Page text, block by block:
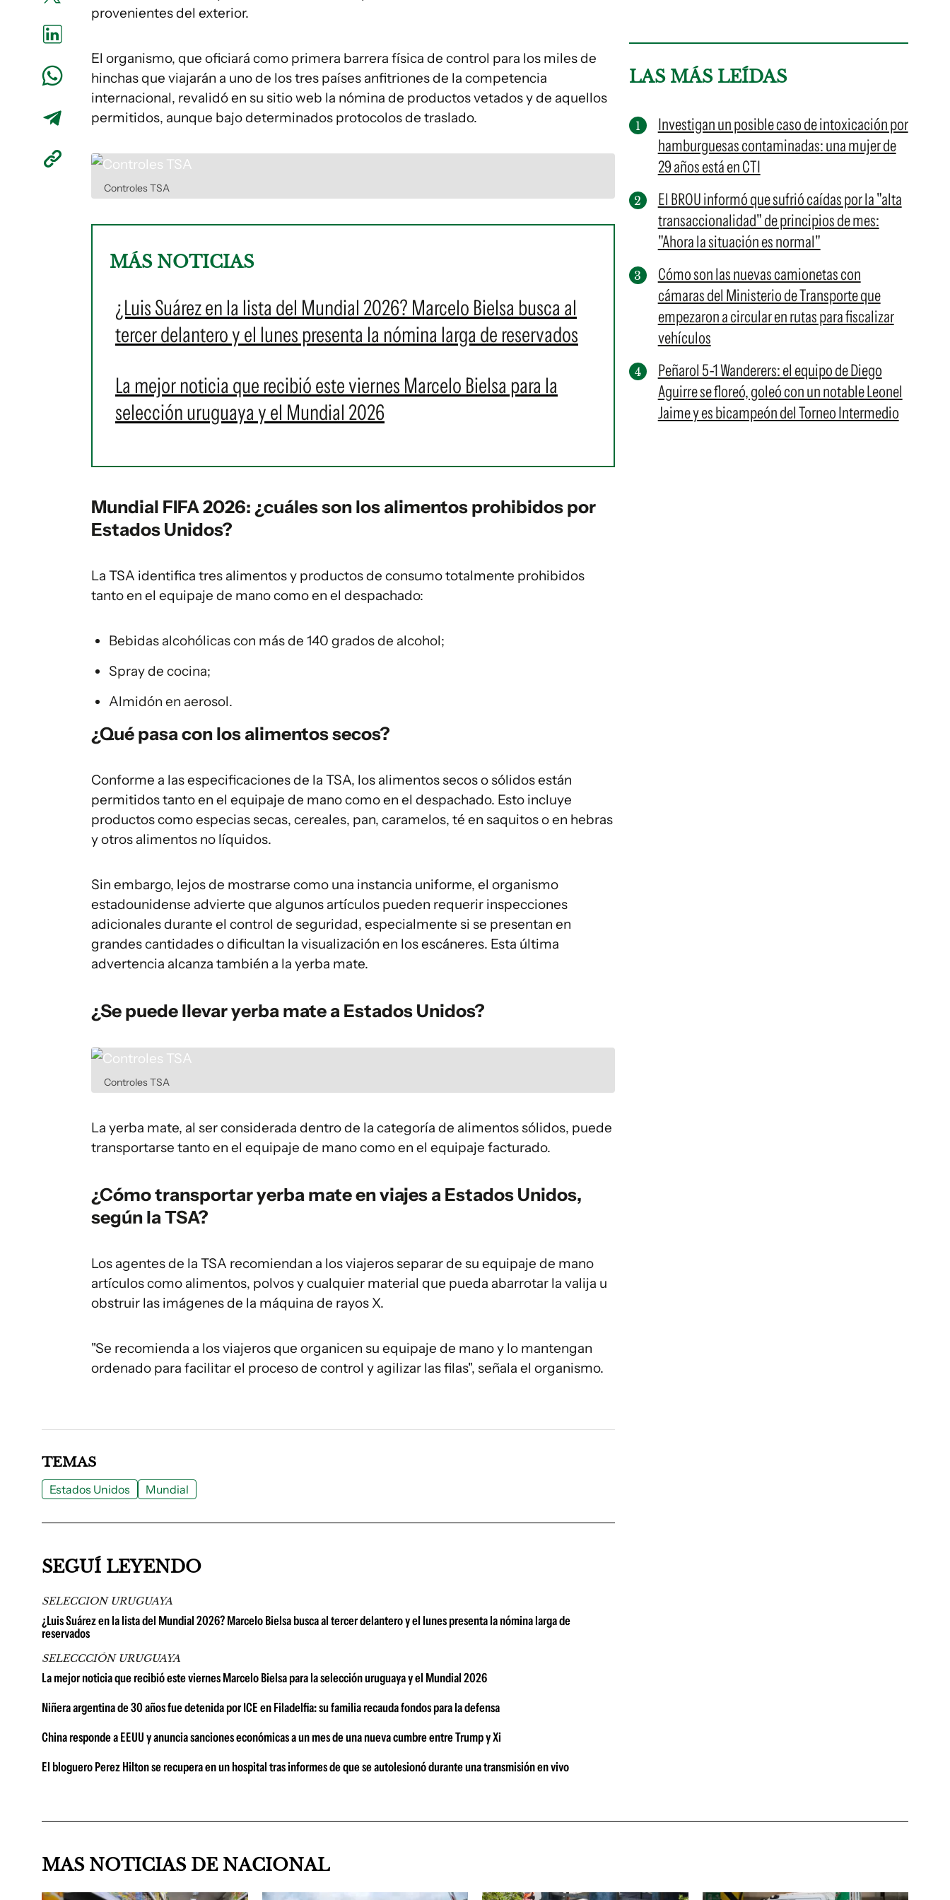
provenientes del exterior.
El organismo, que oficiará como primera barrera física de control para los miles de
hinchas que viajarán a uno de los tres países anfitriones de la competencia
internacional, revalidó en su sitio web la nómina de productos vetados y de aquellos
permitidos, aunque bajo determinados protocolos de traslado.
Controles TSA
MÁS NOTICIAS
¿Luis Suárez en la lista del Mundial 2026? Marcelo Bielsa busca al
tercer delantero y el lunes presenta la nómina larga de reservados
La mejor noticia que recibió este viernes Marcelo Bielsa para la
selección uruguaya y el Mundial 2026
Mundial FIFA 2026: ¿cuáles son los alimentos prohibidos por
Estados Unidos?
La TSA identifica tres alimentos y productos de consumo totalmente prohibidos
tanto en el equipaje de mano como en el despachado:
Bebidas alcohólicas con más de 140 grados de alcohol;
Spray de cocina;
Almidón en aerosol.
¿Qué pasa con los alimentos secos?
Conforme a las especificaciones de la TSA, los alimentos secos o sólidos están
permitidos tanto en el equipaje de mano como en el despachado. Esto incluye
productos como especias secas, cereales, pan, caramelos, té en saquitos o en hebras
y otros alimentos no líquidos.
Sin embargo, lejos de mostrarse como una instancia uniforme, el organismo
estadounidense advierte que algunos artículos pueden requerir inspecciones
adicionales durante el control de seguridad, especialmente si se presentan en
grandes cantidades o dificultan la visualización en los escáneres. Esta última
advertencia alcanza también a la yerba mate.
¿Se puede llevar yerba mate a Estados Unidos?
Controles TSA
La yerba mate, al ser considerada dentro de la categoría de alimentos sólidos, puede
transportarse tanto en el equipaje de mano como en el equipaje facturado.
¿Cómo transportar yerba mate en viajes a Estados Unidos,
según la TSA?
Los agentes de la TSA recomiendan a los viajeros separar de su equipaje de mano
artículos como alimentos, polvos y cualquier material que pueda abarrotar la valija u
obstruir las imágenes de la máquina de rayos X.
"Se recomienda a los viajeros que organicen su equipaje de mano y lo mantengan
ordenado para facilitar el proceso de control y agilizar las filas", señala el organismo.
LAS MÁS LEÍDAS
Investigan un posible caso de intoxicación por
hamburguesas contaminadas: una mujer de
29 años está en CTI
El BROU informó que sufrió caídas por la "alta
transaccionalidad" de principios de mes:
"Ahora la situación es normal"
Cómo son las nuevas camionetas con
cámaras del Ministerio de Transporte que
empezaron a circular en rutas para fiscalizar
vehículos
Peñarol 5-1 Wanderers: el equipo de Diego
Aguirre se floreó, goleó con un notable Leonel
Jaime y es bicampeón del Torneo Intermedio
TEMAS
Estados Unidos Mundial
SEGUÍ LEYENDO
SELECCION URUGUAYA
¿Luis Suárez en la lista del Mundial 2026? Marcelo Bielsa busca al tercer delantero y el lunes presenta la nómina larga de
reservados
SELECCCIÓN URUGUAYA
La mejor noticia que recibió este viernes Marcelo Bielsa para la selección uruguaya y el Mundial 2026
Niñera argentina de 30 años fue detenida por ICE en Filadelfia: su familia recauda fondos para la defensa
China responde a EEUU y anuncia sanciones económicas a un mes de una nueva cumbre entre Trump y Xi
El bloguero Perez Hilton se recupera en un hospital tras informes de que se autolesionó durante una transmisión en vivo
MAS NOTICIAS DE NACIONAL